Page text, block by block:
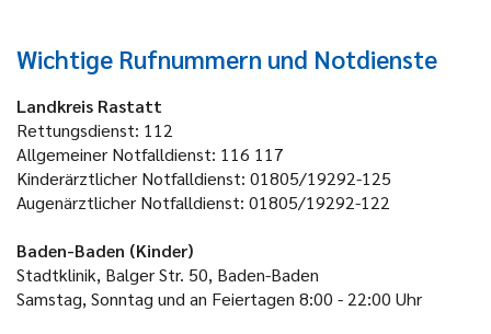
Wichtige Rufnummern und Notdienste
Landkreis Rastatt
Rettungsdienst: 112
Allgemeiner Notfalldienst: 116 117
Kinderärztlicher Notfalldienst: 01805/19292-125
Augenärztlicher Notfalldienst: 01805/19292-122
Baden-Baden (Kinder)
Stadtklinik, Balger Str. 50, Baden-Baden
Samstag, Sonntag und an Feiertagen 8:00 - 22:00 Uhr